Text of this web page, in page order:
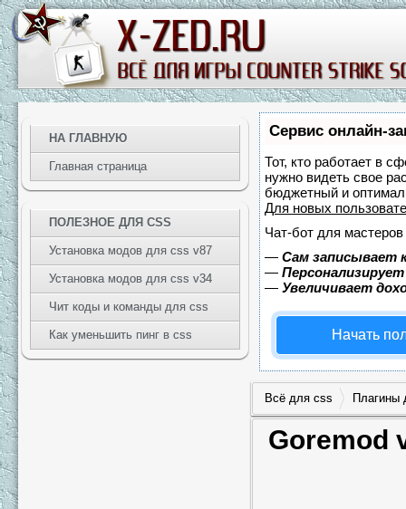
Сервис онлайн-
Тот, кто работает в
нужно видеть свое
бюджетный и
Для новых
Чат-бот для
— Сам записывает
—
— Увеличивает
Начать
Всё для css Плагины
Goremod
НА ГЛАВНУЮ
Главная страница
ПОЛЕЗНОЕ ДЛЯ CSS
Установка модов для css v87
Установка модов для css v34
Чит коды и команды для css
Как уменьшить пинг в css